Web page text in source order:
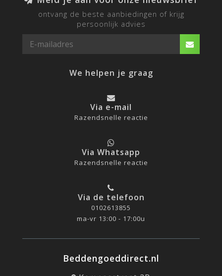
ontvang de beste aanbiedingen of krijg
persoonlijk advies
We helpen je graag
Via e-mail
Razendsnelle reactie
Via Whatsapp
Razendsnelle reactie
Via de telefoon
0102613855
ma-vr 13:00 - 17:00u
Beddengoeddirect.nl